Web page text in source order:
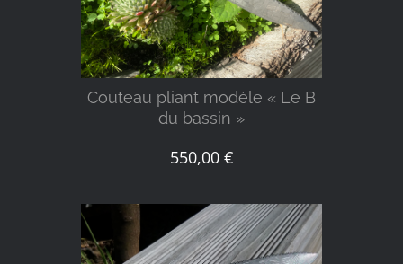
Couteau pliant modèle « Le B
du bassin »
550,00 €